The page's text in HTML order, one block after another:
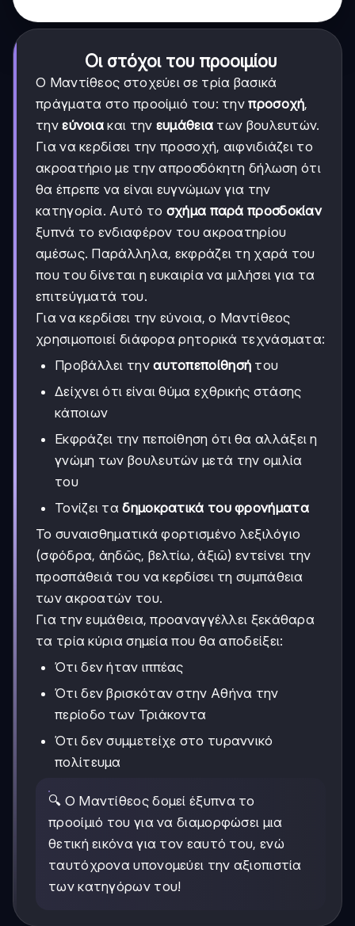
Οι στόχοι του προοιμίου
Ο Μαντίθεος στοχεύει σε τρία βασικά
πράγματα στο προοίμιό του: τηνπροσοχή,
τηνεύνοια και την ευμάθεια των βουλευτών.
Για να κερδίσει την προσοχή, αιφνιδιάζει το
ακροατήριο με την απροσδόκητη δήλωση ότι
θα έπρεπε να είναι ευγνώμων για την
κατηγορία. Αυτό το σχήμα παρά προσδοκίαν
ξυπνά το ενδιαφέρον του ακροατηρίου
αμέσως. Παράλληλα, εκφράζει τη χαρά του
που του δίνεται η ευκαιρία να μιλήσει για τα
επιτεύγματά του.
Για να κερδίσει την εύνοια, ο Μαντίθεος
χρησιμοποιεί διάφορα ρητορικά τεχνάσματα:
Προβάλλει τηναυτοπεποίθησή του
Δείχνει ότι είναι θύμα εχθρικής στάσης
κάποιων
Εκφράζει την πεποίθηση ότι θα αλλάξει η
γνώμη των βουλευτών μετά την ομιλία
του
Τονίζει ταδημοκρατικά του φρονήματα
Το συναισθηματικά φορτισμένο λεξιλόγιο
(σφόδρα, ἀηδῶς, βελτίω, ἀξιῶ) εντείνει την
προσπάθειά του να κερδίσει τη συμπάθεια
των ακροατών του.
Για την ευμάθεια, προαναγγέλλει ξεκάθαρα
τα τρία κύρια σημεία που θα αποδείξει:
Ότι δεν ήταν ιππέας
Ότι δεν βρισκόταν στην Αθήνα την
περίοδο των Τριάκοντα
Ότι δεν συμμετείχε στο τυραννικό
πολίτευμα
🔍 Ο Μαντίθεος δομεί έξυπνα το
προοίμιό του για να διαμορφώσει μια
θετική εικόνα για τον εαυτό του, ενώ
ταυτόχρονα υπονομεύει την αξιοπιστία
των κατηγόρων του!